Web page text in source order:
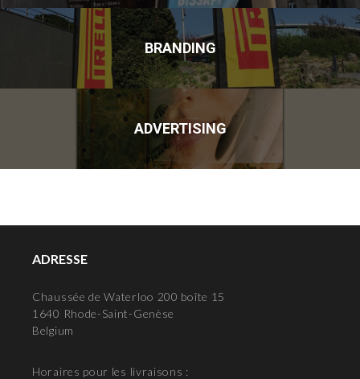
BRANDING
ADVERTISING
ADRESSE
Chaussée de Waterloo 200 boîte 15
1640 Rhode-Saint-Genèse
Belgium
Horaires pour les livraisons :